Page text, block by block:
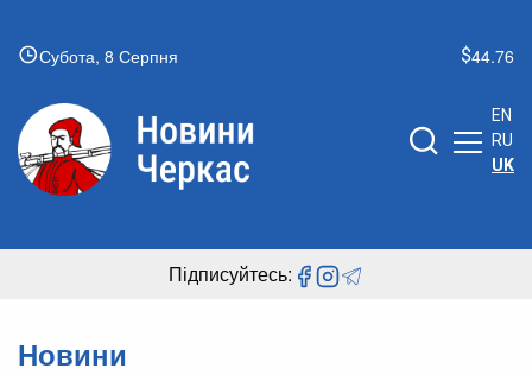
Субота, 8 Серпня 44.76
EN
RU
UK
Підписуйтесь:
Новини